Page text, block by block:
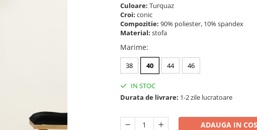
Culoare: Turquaz
Croi: conic
Compozitie: 90% poliester, 10% spandex
Material: stofa
Marime:
38 40 44 46
IN STOC
Durata de livrare: 1-2 zile lucratoare
ADAUGA IN COS